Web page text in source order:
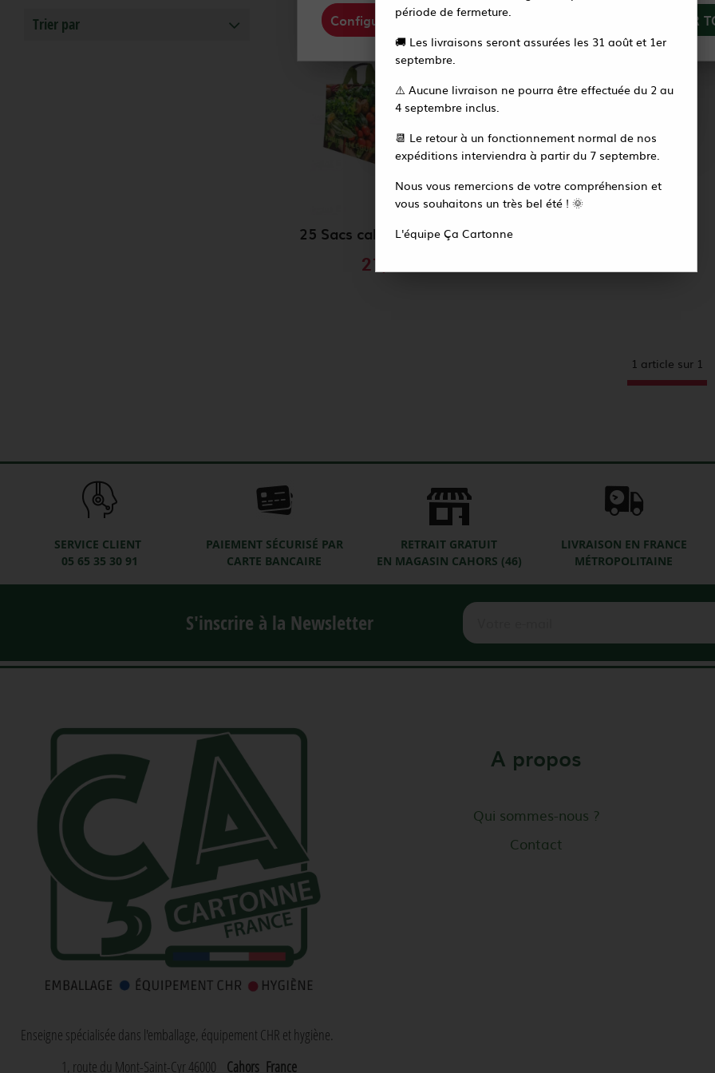
Trier par
PRIX DÉGRESSIF
25 Sacs cabas "Métiers" - PP tissé - FRUITS ET LEGUMES 370 + 230 x 360 mm
21,91 €
1 article sur 1
SERVICE CLIENT
05 65 35 30 91
PAIEMENT SÉCURISÉ PAR
CARTE BANCAIRE
RETRAIT GRATUIT
EN MAGASIN CAHORS (46)
LIVRAISON EN FRANCE
MÉTROPOLITAINE
S'inscrire à la Newsletter
Enseigne spécialisée dans l'emballage, équipement CHR et hygiène.
1, route du Mont-Saint-Cyr 46000 Cahors France
A propos
Qui sommes-nous ?
Contact
Configurer Tout refuser ACCEPTER
Vous recevrez alors un e-mail pour créer votre
nouveau mot de passe en quelques secondes.
Accéder à la page de connexion
période de fermeture.
🚚 Les livraisons seront assurées les 31 août et 1er
septembre.
⚠️ Aucune livraison ne pourra être effectuée du 2 au
4 septembre inclus.
📆 Le retour à un fonctionnement normal de nos
expéditions interviendra à partir du 7 septembre.
Nous vous remercions de votre compréhension et
vous souhaitons un très bel été ! 🌞
L'équipe Ça Cartonne